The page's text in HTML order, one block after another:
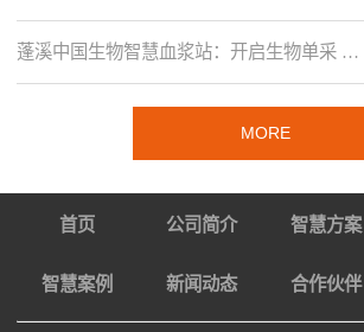
蓬溪中国生物智慧血浆站：开启生物单采 …
MORE
首页 公司简介 智慧方案
智慧案例 新闻动态 合作伙伴